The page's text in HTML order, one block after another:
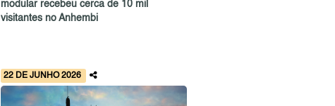
modular recebeu cerca de 10 mil
visitantes no Anhembi
22 DE JUNHO 2026